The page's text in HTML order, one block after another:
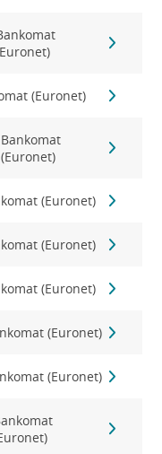
(Euronet)
Bankomat
(Euronet)
(Euronet)
(Euronet)
(Euronet)
(Euronet)
(Euronet)